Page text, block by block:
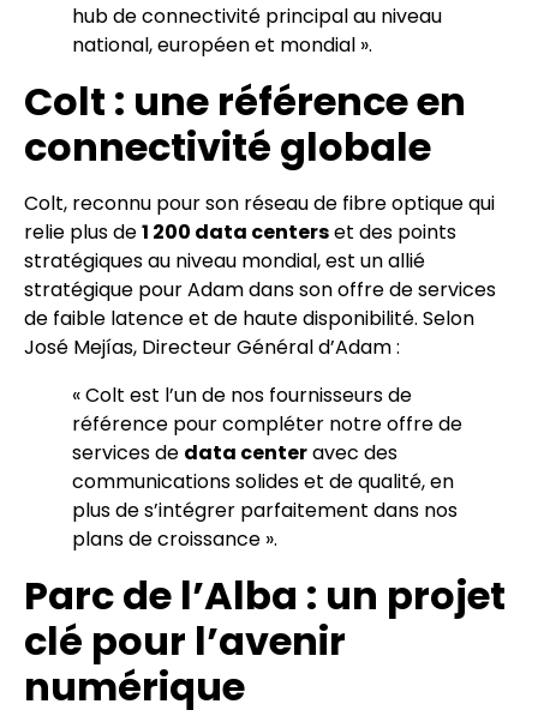
hub de connectivité principal au niveau
national, européen et mondial ».
Colt : une référence en
connectivité globale
Colt, reconnu pour son réseau de fibre optique qui
relie plus de1 200 data centerset des points
stratégiques au niveau mondial, est un allié
stratégique pour Adam dans son offre de services
de faible latence et de haute disponibilité. Selon
José Mejías, Directeur Général d’Adam :
« Colt est l’un de nos fournisseurs de
référence pour compléter notre offre de
services de data centeravec des
communications solides et de qualité, en
plus de s’intégrer parfaitement dans nos
plans de croissance ».
Parc de l’Alba : un projet
clé pour l’avenir
numérique